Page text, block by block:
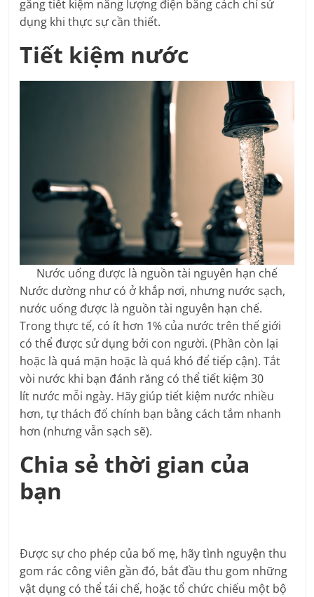
gắng tiết kiệm năng lượng điện bằng cách chỉ sử
dụng khi thực sự cần thiết.
Tiết kiệm nước
Nước uống được là nguồn tài nguyên hạn chế
Nước dường như có ở khắp nơi, nhưng nước sạch,
nước uống được là nguồn tài nguyên hạn chế.
Trong thực tế, có ít hơn 1% của nước trên thế giới
có thể được sử dụng bởi con người. (Phần còn lại
hoặc là quá mặn hoặc là quá khó để tiếp cận). Tắt
vòi nước khi bạn đánh răng có thể tiết kiệm 30
lít nước mỗi ngày. Hãy giúp tiết kiệm nước nhiều
hơn, tự thách đố chính bạn bằng cách tắm nhanh
hơn (nhưng vẫn sạch sẽ).
Chia sẻ thời gian của
bạn
Được sự cho phép của bố mẹ, hãy tình nguyện thu
gom rác công viên gần đó, bắt đầu thu gom những
vật dụng có thể tái chế, hoặc tổ chức chiếu một bộ